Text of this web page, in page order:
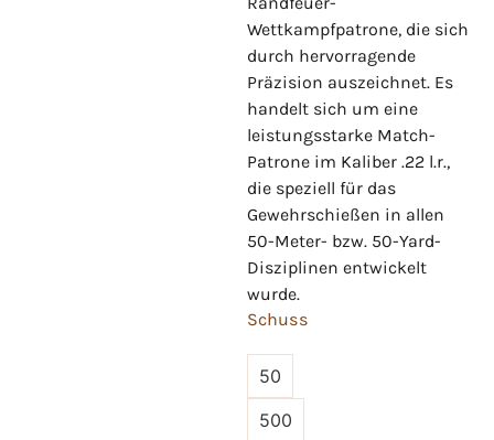
Wettkampfpatrone, die sich
durch hervorragende
Präzision auszeichnet. Es
handelt sich um eine
leistungsstarke Match-
Patrone im Kaliber .22 l.r.,
die speziell für das
Gewehrschießen in allen
50-Meter- bzw. 50-Yard-
Disziplinen entwickelt
wurde.
Schuss
50
500